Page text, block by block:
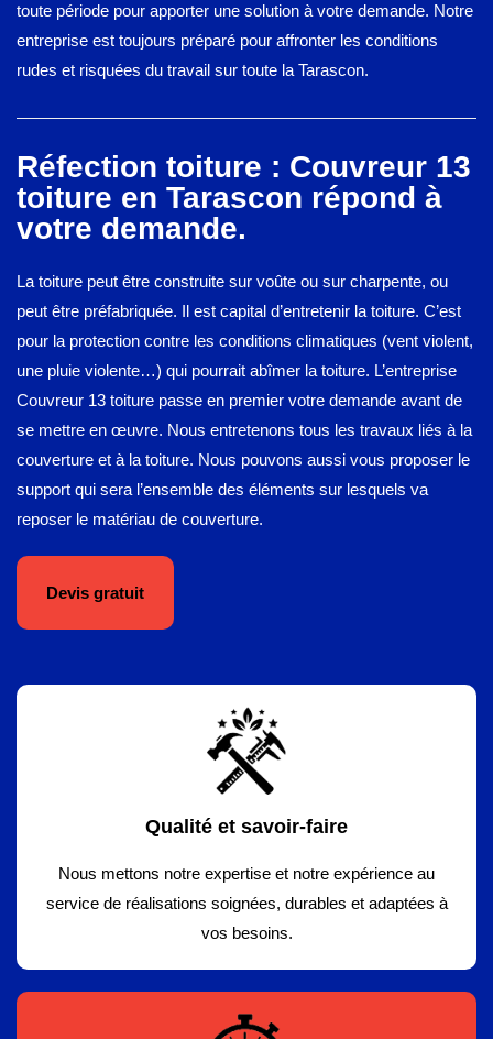
toute période pour apporter une solution à votre demande. Notre
entreprise est toujours préparé pour affronter les conditions
rudes et risquées du travail sur toute la Tarascon.
Réfection toiture : Couvreur 13
toiture en Tarascon répond à
votre demande.
La toiture peut être construite sur voûte ou sur charpente, ou
peut être préfabriquée. Il est capital d’entretenir la toiture. C’est
pour la protection contre les conditions climatiques (vent violent,
une pluie violente…) qui pourrait abîmer la toiture. L’entreprise
Couvreur 13 toiture passe en premier votre demande avant de
se mettre en œuvre. Nous entretenons tous les travaux liés à la
couverture et à la toiture. Nous pouvons aussi vous proposer le
support qui sera l’ensemble des éléments sur lesquels va
reposer le matériau de couverture.
Devis gratuit
Qualité et savoir-faire
Nous mettons notre expertise et notre expérience au
service de réalisations soignées, durables et adaptées à
vos besoins.